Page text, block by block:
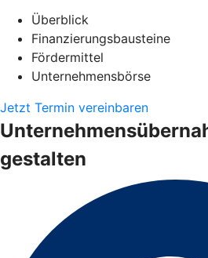
Überblick
Finanzierungsbausteine
Fördermittel
Unternehmensbörse
Jetzt Termin vereinbaren
gestalten